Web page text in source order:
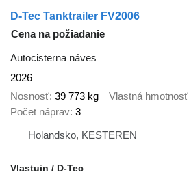
D-Tec Tanktrailer FV2006
Cena na požiadanie
Autocisterna náves
2026
Nosnosť 39 773 kg Vlastná hmotnosť
Počet náprav 3
Holandsko, KESTEREN
Vlastuin / D-Tec